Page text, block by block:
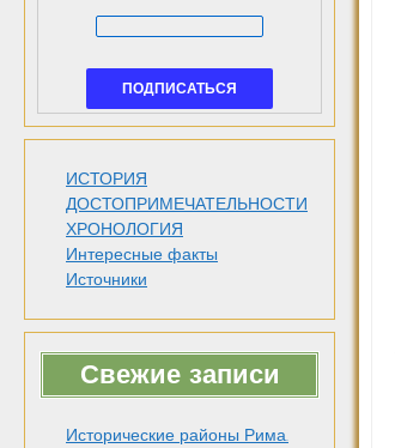
ИСТОРИЯ
ДОСТОПРИМЕЧАТЕЛЬНОСТИ
ХРОНОЛОГИЯ
Интересные факты
Источники
Свежие записи
Исторические районы Рима.